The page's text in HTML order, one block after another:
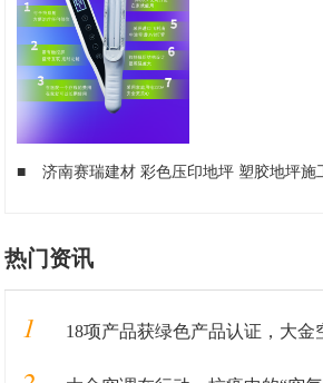
■ 济南赛瑞建材 彩色压印地坪 塑胶地坪施
热门资讯
1 18项产品获绿色产品认证，大金空调成为中国质量认